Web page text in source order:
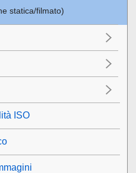
statica/filmato)
ISO